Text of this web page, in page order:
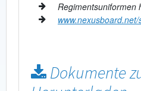
Regimentsuniformen
Dokumente